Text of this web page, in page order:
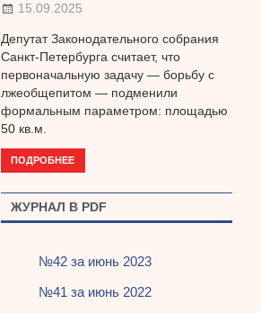
15.09.2025
Депутат Законодательного собрания
Санкт-Петербурга считает, что
первоначальную задачу — борьбу с
лжеобщепитом — подменили
формальным параметром: площадью
50 кв.м.
ПОДРОБНЕЕ
ЖУРНАЛ В PDF
№42 за июнь 2023
№41 за июнь 2022